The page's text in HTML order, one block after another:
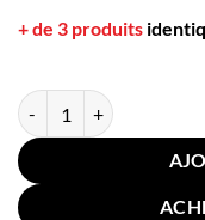
+ de 3 produits
quantité de Housse de